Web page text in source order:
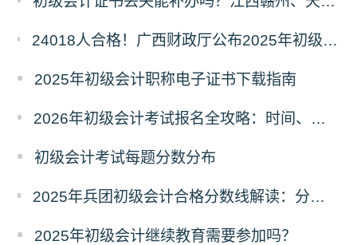
24018人合格！广西财政厅公布2025年初级会计考试合格人数，成绩查询及后续事项看这里
2025年初级会计职称电子证书下载指南
2026年初级会计考试报名全攻略：时间、条件、入口一文读懂！
初级会计考试每题分数分布
2025年兵团初级会计合格分数线解读：分数线、有效期及证书领取流程
2025年初级会计继续教育需要参加吗？